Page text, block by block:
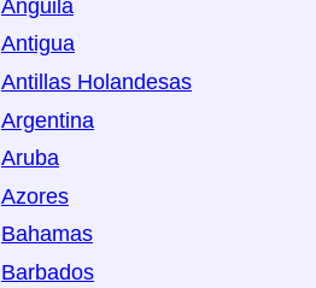
Anguila
Antigua
Antillas Holandesas
Argentina
Aruba
Azores
Bahamas
Barbados